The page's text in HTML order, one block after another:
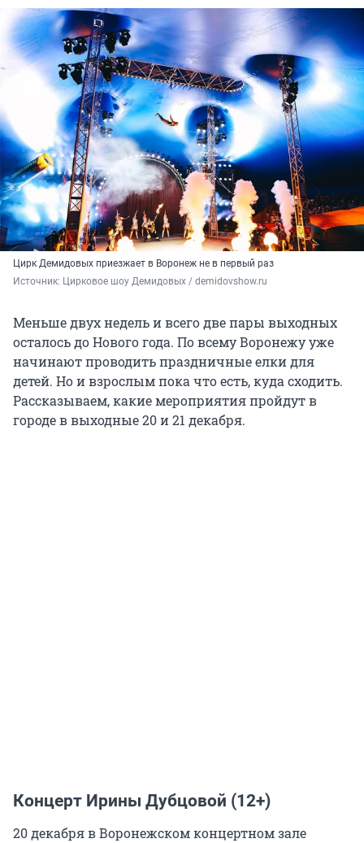
Цирк Демидовых приезжает в Воронеж не в первый раз
Источник: Цирковое шоу Демидовых / demidovshow.ru
Меньше двух недель и всего две пары выходных
осталось до Нового года. По всему Воронежу уже
начинают проводить праздничные елки для
детей. Но и взрослым пока что есть, куда сходить.
Рассказываем, какие мероприятия пройдут в
городе в выходные 20 и 21 декабря.
Концерт Ирины Дубцовой (12+)
20 декабря в Воронежском концертном зале